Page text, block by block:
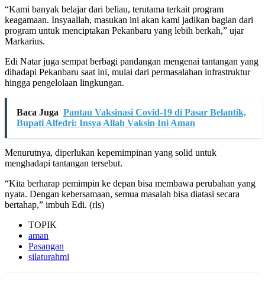
“Kami banyak belajar dari beliau, terutama terkait program
keagamaan. Insyaallah, masukan ini akan kami jadikan bagian dari
program untuk menciptakan Pekanbaru yang lebih berkah,” ujar
Markarius.
Edi Natar juga sempat berbagi pandangan mengenai tantangan yang
dihadapi Pekanbaru saat ini, mulai dari permasalahan infrastruktur
hingga pengelolaan lingkungan.
Baca Juga Pantau Vaksinasi Covid-19 di Pasar Belantik,
Bupati Alfedri: Insya Allah Vaksin Ini Aman
Menurutnya, diperlukan kepemimpinan yang solid untuk
menghadapi tantangan tersebut.
“Kita berharap pemimpin ke depan bisa membawa perubahan yang
nyata. Dengan kebersamaan, semua masalah bisa diatasi secara
bertahap,” imbuh Edi. (rls)
TOPIK
aman
Pasangan
silaturahmi